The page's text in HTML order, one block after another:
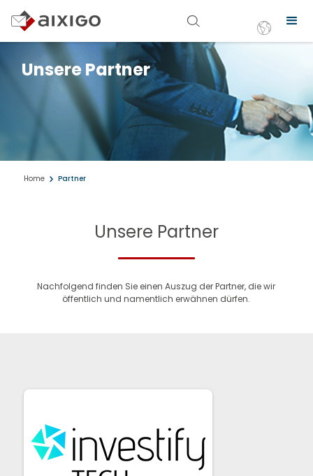
Unsere Partner
Home Partner
Unsere Partner
Nachfolgend finden Sie einen Auszug der Partner, die wir
öffentlich und namentlich erwähnen dürfen.